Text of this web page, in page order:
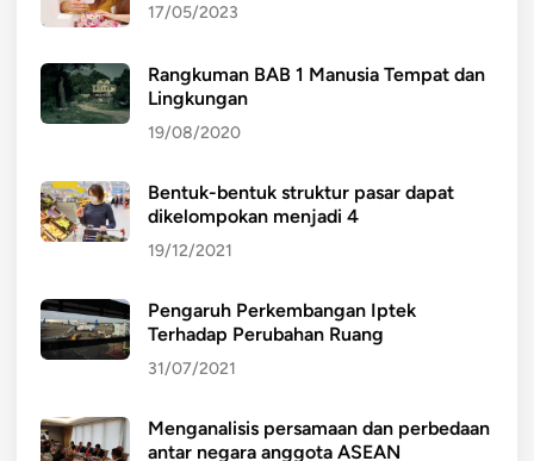
17/05/2023
Rangkuman BAB 1 Manusia Tempat dan
Lingkungan
19/08/2020
Bentuk-bentuk struktur pasar dapat
dikelompokan menjadi 4
19/12/2021
Pengaruh Perkembangan Iptek
Terhadap Perubahan Ruang
31/07/2021
Menganalisis persamaan dan perbedaan
antar negara anggota ASEAN